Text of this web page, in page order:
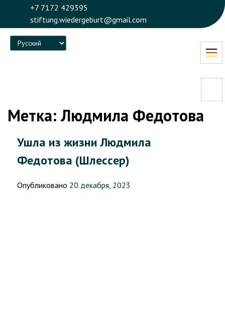
+7 7172 429395
stiftung.wiedergeburt@gmail.com
Language
Метка: Людмила Федотова
Ушла из жизни Людмила
Федотова (Шлессер)
Опубликовано 20 декабря, 2023